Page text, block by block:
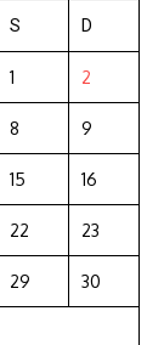
S D
1 2
8 9
15 16
22 23
29 30